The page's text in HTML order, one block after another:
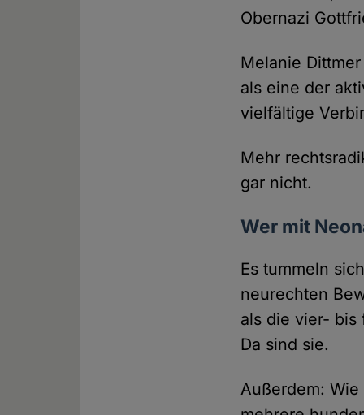
Obernazi
Melanie
als eine der
vielfältige
Mehr
gar nicht.
Wer mit
Es tummeln
neurechten
als die vier- bis
Da sind sie.
Außerdem: